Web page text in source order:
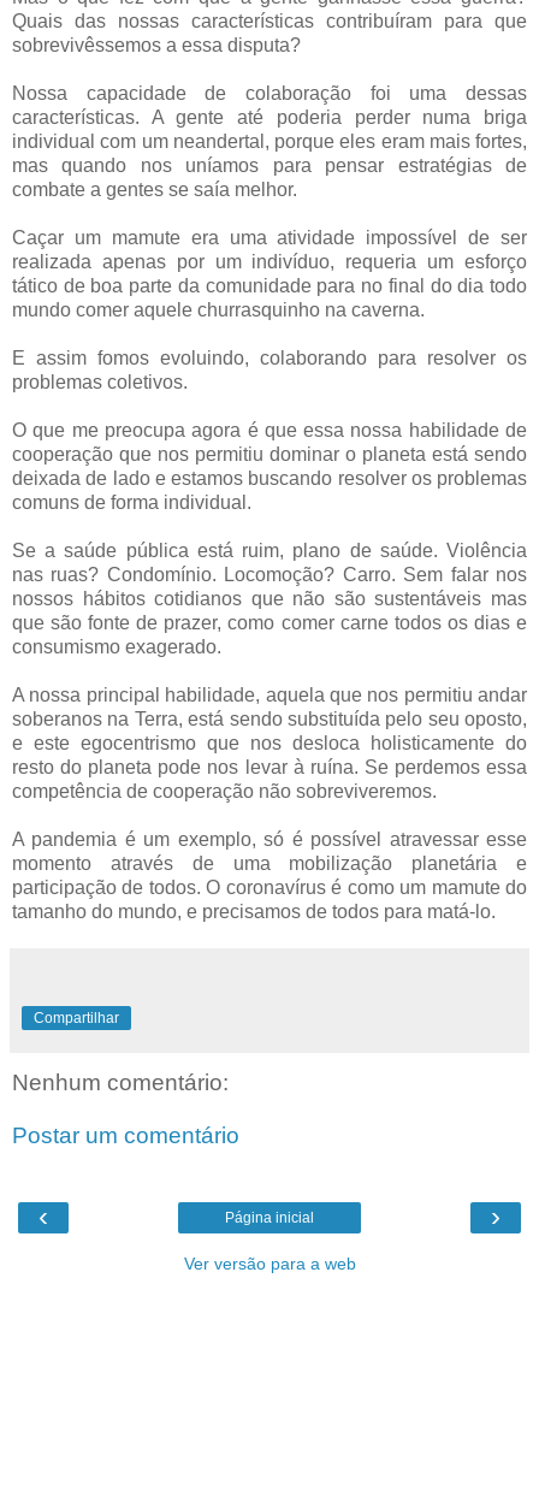
Quais das nossas características contribuíram para que
sobrevivêssemos a essa disputa?
Nossa capacidade de colaboração foi uma dessas
características. A gente até poderia perder numa briga
individual com um neandertal, porque eles eram mais fortes,
mas quando nos uníamos para pensar estratégias de
combate a gentes se saía melhor.
Caçar um mamute era uma atividade impossível de ser
realizada apenas por um indivíduo, requeria um esforço
tático de boa parte da comunidade para no final do dia todo
mundo comer aquele churrasquinho na caverna.
E assim fomos evoluindo, colaborando para resolver os
problemas coletivos.
O que me preocupa agora é que essa nossa habilidade de
cooperação que nos permitiu dominar o planeta está sendo
deixada de lado e estamos buscando resolver os problemas
comuns de forma individual.
Se a saúde pública está ruim, plano de saúde. Violência
nas ruas? Condomínio. Locomoção? Carro. Sem falar nos
nossos hábitos cotidianos que não são sustentáveis mas
que são fonte de prazer, como comer carne todos os dias e
consumismo exagerado.
A nossa principal habilidade, aquela que nos permitiu andar
soberanos na Terra, está sendo substituída pelo seu oposto,
e este egocentrismo que nos desloca holisticamente do
resto do planeta pode nos levar à ruína. Se perdemos essa
competência de cooperação não sobreviveremos.
A pandemia é um exemplo, só é possível atravessar esse
momento através de uma mobilização planetária e
participação de todos. O coronavírus é como um mamute do
tamanho do mundo, e precisamos de todos para matá-lo.
Compartilhar
Nenhum comentário:
Postar um comentário
‹ ›
Página inicial
Ver versão para a web